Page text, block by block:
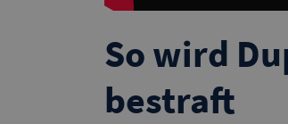
So wird
bestraft